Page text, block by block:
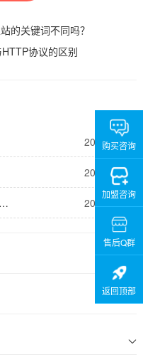
的关键词不同吗？
协议的区别
2026-05-09
2026-05-09
协议与HTTP协议的区别 2026-05-09
购买咨询
加盟咨询
售后Q群
返回顶部